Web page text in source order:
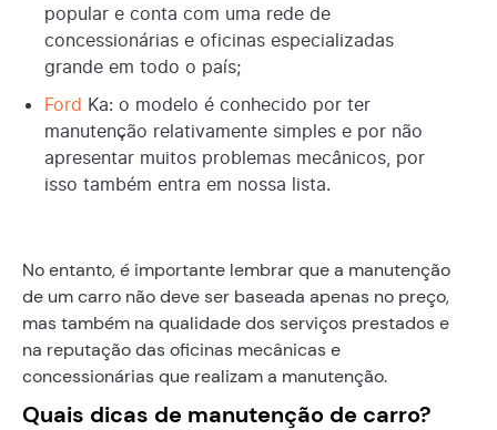
popular e conta com uma rede de
concessionárias e oficinas especializadas
grande em todo o país;
Ford Ka: o modelo é conhecido por ter
manutenção relativamente simples e por não
apresentar muitos problemas mecânicos, por
isso também entra em nossa lista.
No entanto, é importante lembrar que a manutenção
de um carro não deve ser baseada apenas no preço,
mas também na qualidade dos serviços prestados e
na reputação das oficinas mecânicas e
concessionárias que realizam a manutenção.
Quais dicas de manutenção de carro?